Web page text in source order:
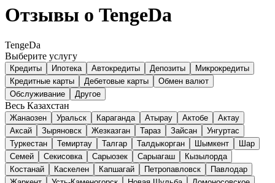
Отзывы о TengeDa
TengeDa
Выберите услугу
Кредиты Ипотека Автокредиты Депозиты
Микрокредиты
Кредитные карты
Дебетовые карты
Обмен валют
Обслуживание
Другое
Весь Казахстан
Жанаозен Уральск Караганда Атырау Актобе
Актау
Аксай
Зыряновск Жезказган Тараз Зайсан
Унгуртас
Туркестан
Темиртау Талгар Талдыкорган Шымкент
Шар
Семей
Секисовка Сарыозек Сарыагаш
Кызылорда
Костанай
Каскелен Капшагай Петропавловск
Павлодар